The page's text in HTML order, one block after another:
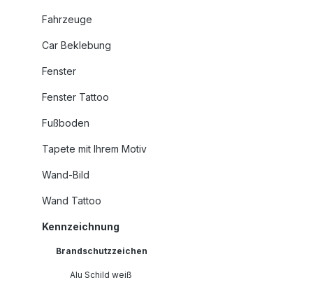
Fahrzeuge
Car Beklebung
Fenster
Fenster Tattoo
Fußboden
Tapete mit Ihrem Motiv
Wand-Bild
Wand Tattoo
Kennzeichnung
Brandschutzzeichen
Alu Schild weiß